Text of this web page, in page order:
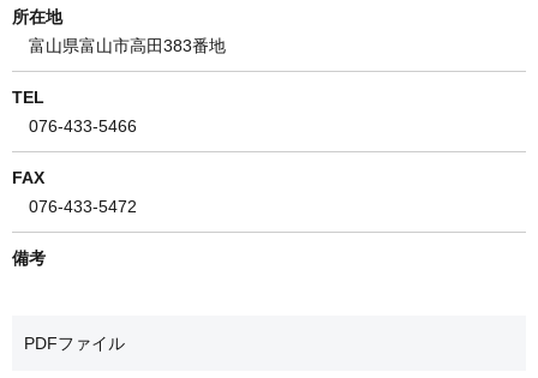
所在地
富山県富山市高田383番地
TEL
076-433-5466
FAX
076-433-5472
備考
PDFファイル